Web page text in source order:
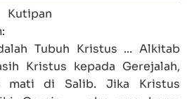
Kutipan
Tubuh Kristus ... Alkitab
Kristus kepada Gerejalah,
mati di Salib. Jika Kristus